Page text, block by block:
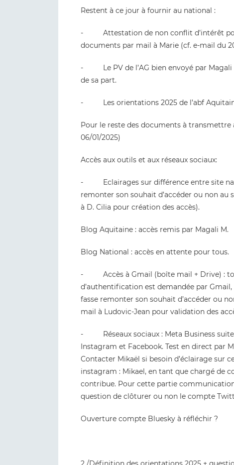
Restent à ce jour à fournir au national :
- Attestation de non conflit d’intérêt
documents par mail à Marie (cf. e-mail du
- Le PV de l’AG bien envoyé par Magali
de sa part.
- Les orientations 2025 de l’abf
Pour le reste des documents à
06/01/2025)
Accès aux outils et aux réseaux sociaux:
- Eclairages sur différence entre site
remonter son souhait d’accéder ou non
à D. Cilia pour création des accès).
Blog Aquitaine : accès remis par Magali M.
Blog National : accès en attente pour tous.
- Accès à Gmail (boîte mail + Drive) :
d’authentification est demandée par
fasse remonter son souhait d’accéder ou
mail à Ludovic-Jean pour validation des
- Réseaux sociaux : Meta Business suite
Instagram et Facebook. Test en direct par
Contacter Mikaël si besoin d’éclairage sur
instagram : Mikael, en tant que chargé de
contribue. Pour cette partie
question de clôturer ou non le compte
Ouverture compte Bluesky à réfléchir ?